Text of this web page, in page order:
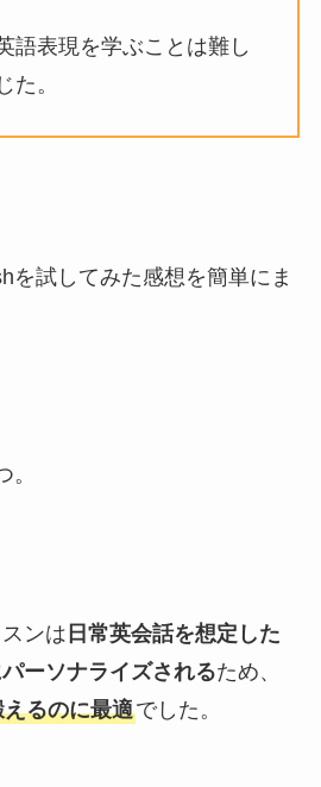
語表現を学ぶことは難し
た。
を試してみた感想を簡単にま
ンは 日常英会話を想定した
ーソナライズされるため、
るのに最適でした。